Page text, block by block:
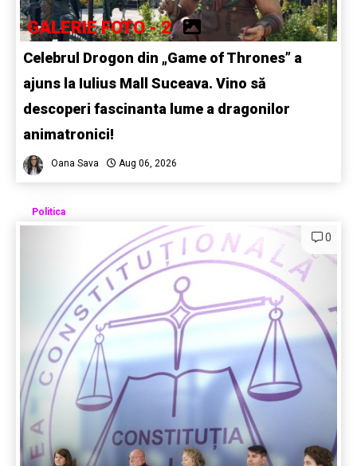
GALERIE FOTO - 2
Celebrul Drogon din „Game of Thrones” a
ajuns la Iulius Mall Suceava. Vino să
descoperi fascinanta lume a dragonilor
animatronici!
Oana Sava Aug 06, 2026
Politica
0